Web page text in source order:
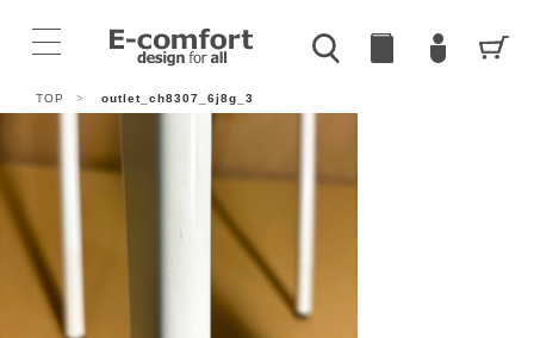
TOP > outlet_ch8307_6j8g_3